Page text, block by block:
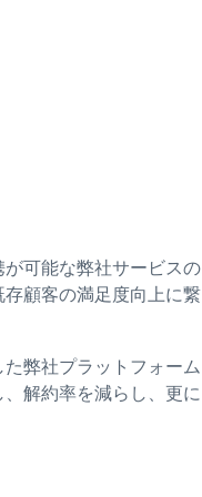
可能な弊社サービスの
顧客の満足度向上に繋
弊社プラットフォーム
解約率を減らし、更に